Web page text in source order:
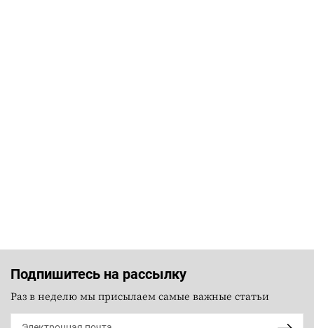
Подпишитесь на рассылку
Раз в неделю мы присылаем самые важные статьи